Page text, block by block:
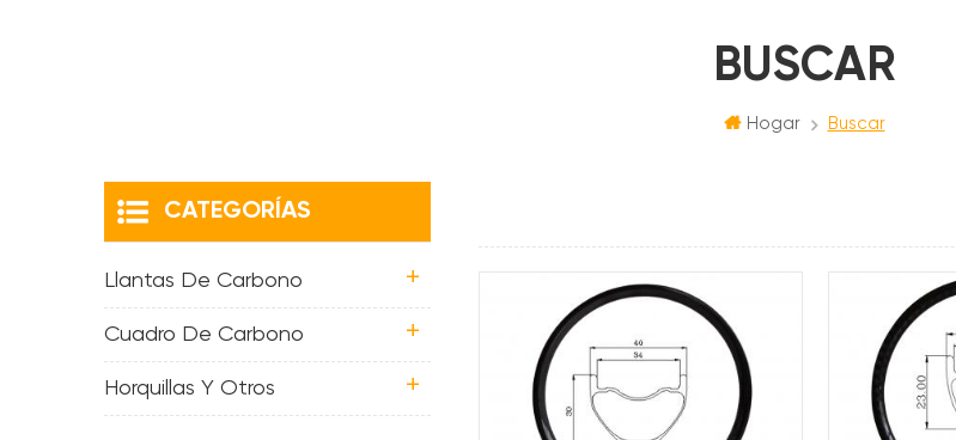
BUSCAR
Hogar Buscar
CATEGORÍAS
Llantas De Carbono
Cuadro De Carbono
Horquillas Y Otros